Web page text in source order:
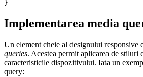
Implementarea media
Un element cheie al designului responsive
queries. Acestea permit aplicarea de stiluri
caracteristicile dispozitivului. Iata un
query: